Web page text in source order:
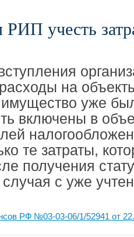
учесть
на
уже
включены в
те затраты,
получения
с уже
РФ №03-03-06/1/52941 от